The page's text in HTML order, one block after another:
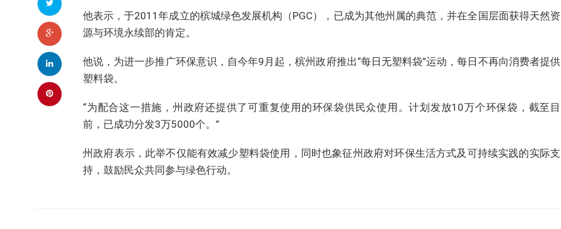
他表示，于2011年成立的槟城绿色发展机构（PGC），已成为其他州属的典范，并在全国层面获得天然资
源与环境永续部的肯定。
他说，为进一步推广环保意识，自今年9月起，槟州政府推出“每日无塑料袋”运动，每日不再向消费者提供
塑料袋。
“为配合这一措施，州政府还提供了可重复使用的环保袋供民众使用。计划发放10万个环保袋，截至目
前，已成功分发3万5000个。”
州政府表示，此举不仅能有效减少塑料袋使用，同时也象征州政府对环保生活方式及可持续实践的实际支
持，鼓励民众共同参与绿色行动。